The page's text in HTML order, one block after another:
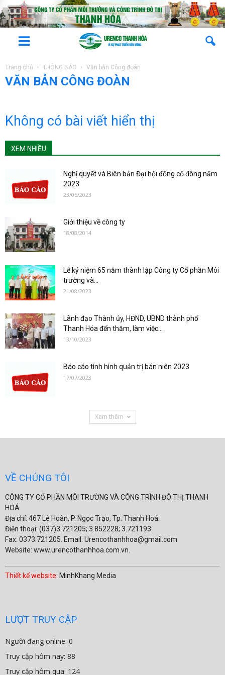
Trang chủ THÔNG BÁO Văn bản Công đoàn
VĂN BẢN CÔNG ĐOÀN
Không có bài viết hiển thị
XEM NHIỀU
Nghị quyết và Biên bản Đại hội đồng cổ đông năm
2023
23/05/2023
Giới thiệu về công ty
18/08/2014
Lễ kỷ niệm 65 năm thành lập Công ty Cổ phần Môi
trường và...
21/08/2023
Lãnh đạo Thành ủy, HĐND, UBND thành phố
Thanh Hóa đến thăm, làm việc...
13/10/2023
Báo cáo tình hình quản trị bán niên 2023
17/07/2023
Xem thêm
VỀ CHÚNG TÔI
CÔNG TY CỔ PHẦN MÔI TRƯỜNG VÀ CÔNG TRÌNH ĐÔ THỊ THANH
HOÁ
Địa chỉ: 467 Lê Hoàn, P. Ngọc Trạo, Tp. Thanh Hoá.
Điện thoại: (037)3.721205; 3.852228; 3.721193
Fax: 0373.721205. Email: Urencothanhhoa@gmail.com
Website: www.urencothanhhoa.com.vn.
Thiết kế website: MinhKhang Media
LƯỢT TRUY CẬP
Người đang online: 0
Truy cập hôm nay: 88
Truy cập hôm qua: 124